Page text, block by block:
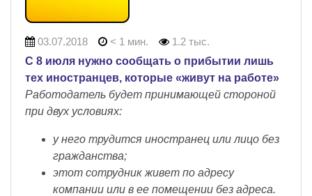
03.07.2018 < 1 мин.
1.2 тыс.
С 8 июля нужно сообщать о прибытии лишь
тех иностранцев, которые «живут на работе»
Работодатель будет принимающей стороной
при двух условиях:
у него трудится иностранец или лицо без
гражданства;
этот сотрудник живет по адресу
компании или в ее помещении без адреса.